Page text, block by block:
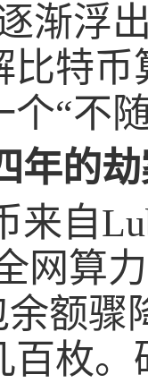
渐浮
特币
“不
年的
来自
网算
额骤
百枚